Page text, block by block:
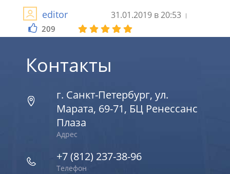
editor 31.01.2019 в 20:53
209
Контакты
г. Санкт-Петербург, ул.
Марата, 69-71, БЦ Ренессанс
Плаза
Адрес
+7 (812) 237-38-96
Телефон